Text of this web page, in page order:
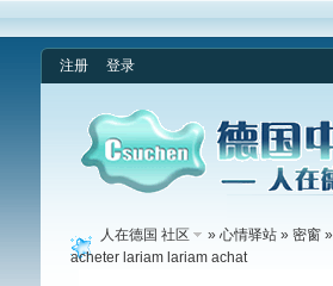
注册 登录
人在德国 社区 » 心情驿站» 密窗»
acheter lariam lariam achat